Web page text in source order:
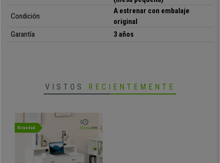
Set de dos mesas, una de ellas extraíble
• Robustas, resistentes y muy estables
Condición
A estrenar con embalaje
original
Garantía
3 años
VISTOS RECIENTEMENTE
Novedad